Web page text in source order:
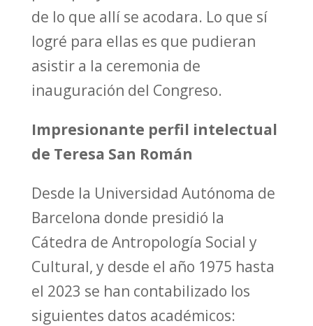
de lo que allí se acodara. Lo que sí
logré para ellas es que pudieran
asistir a la ceremonia de
inauguración del Congreso.
Impresionante perfil intelectual
de Teresa San Román
Desde la Universidad Autónoma de
Barcelona donde presidió la
Cátedra de Antropología Social y
Cultural, y desde el año 1975 hasta
el 2023 se han contabilizado los
siguientes datos académicos: